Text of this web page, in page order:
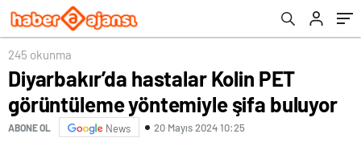
245 okunma
Diyarbakır’da hastalar Kolin PET
görüntüleme yöntemiyle şifa buluyor
ABONE OL News 20 Mayıs 2024 10:25
sergileniyor